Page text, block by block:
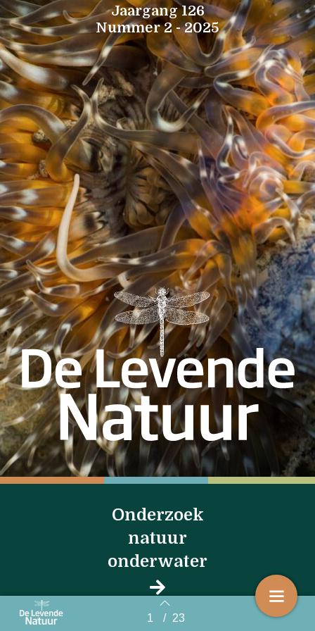
Back to index 1 / 23
Jaargang 126
Nummer 2 - 2025
Onderzoek
natuur
onderwater